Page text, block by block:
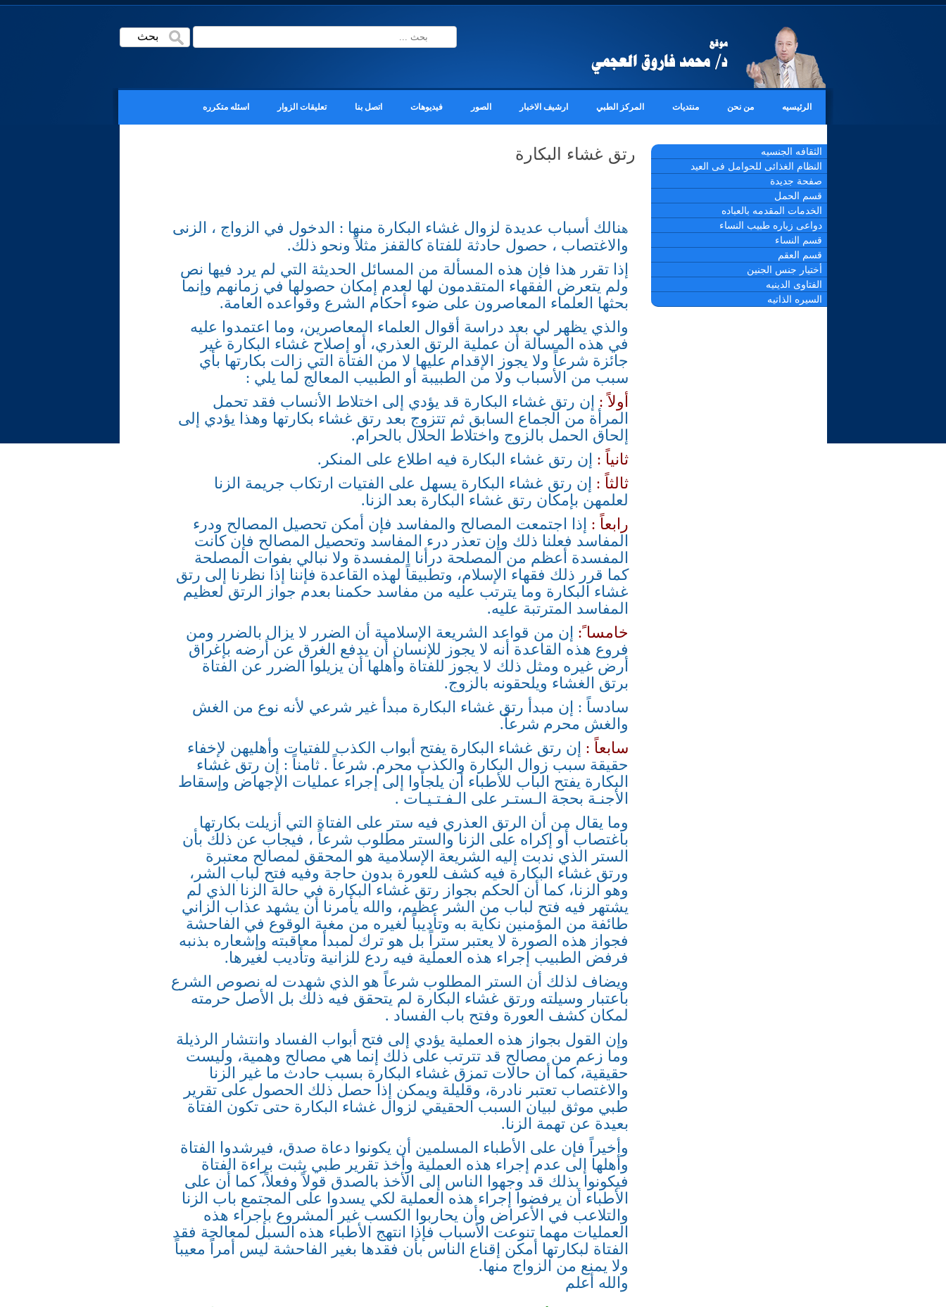
الرئيسيه من نحن منتديات المركز الطبي ارشيف الاخبار الصور فيديوهات اتصل بنا تعليقات الزوار اسئله متكرره
الثقافه الجنسيه
النظام الغذائى للحوامل فى العيد
صفحة جديدة
قسم الحمل
الخدمات المقدمه بالعباده
دواعى زياره طبيب النساء
قسم النساء
قسم العقم
أختيار جنس الجنين
الفتاوى الدينيه
السيره الذاتيه
رتق غشاء البكارة
هنالك أسباب عديدة لزوال غشاء البكارة منها : الدخول في الزواج ، الزنى
والاغتصاب ، حصول حادثة للفتاة كالقفز مثلاً ونحو ذلك.
إذا تقرر هذا فإن هذه المسألة من المسائل الحديثة التي لم يرد فيها نص
ولم يتعرض الفقهاء المتقدمون لها لعدم إمكان حصولها في زمانهم وإنما
بحثها العلماء المعاصرون على ضوء أحكام الشرع وقواعده العامة.
والذي يظهر لي بعد دراسة أقوال العلماء المعاصرين، وما اعتمدوا عليه
في هذه المسألة أن عملية الرتق العذري، أو إصلاح غشاء البكارة غير
جائزة شرعاً ولا يجوز الإقدام عليها لا من الفتاة التي زالت بكارتها بأي
سبب من الأسباب ولا من الطبيبة أو الطبيب المعالج لما يلي :
أولاً : إن رتق غشاء البكارة قد يؤدي إلى اختلاط الأنساب فقد تحمل
المرأة من الجماع السابق ثم تتزوج بعد رتق غشاء بكارتها وهذا يؤدي إلى
إلحاق الحمل بالزوج واختلاط الحلال بالحرام.
ثانياً : إن رتق غشاء البكارة فيه اطلاع على المنكر.
ثالثاً : إن رتق غشاء البكارة يسهل على الفتيات ارتكاب جريمة الزنا
لعلمهن بإمكان رتق غشاء البكارة بعد الزنا.
رابعاً : إذا اجتمعت المصالح والمفاسد فإن أمكن تحصيل المصالح ودرء
المفاسد فعلنا ذلك وإن تعذر درء المفاسد وتحصيل المصالح فإن كانت
المفسدة أعظم من المصلحة درأنا المفسدة ولا نبالي بفوات المصلحة
كما قرر ذلك فقهاء الإسلام، وتطبيقاً لهذه القاعدة فإننا إذا نظرنا إلى رتق
غشاء البكارة وما يترتب عليه من مفاسد حكمنا بعدم جواز الرتق لعظيم
المفاسد المترتبة عليه.
خامسا ً: إن من قواعد الشريعة الإسلامية أن الضرر لا يزال بالضرر ومن
فروع هذه القاعدة أنه لا يجوز للإنسان أن يدفع الغرق عن أرضه بإغراق
أرض غيره ومثل ذلك لا يجوز للفتاة وأهلها أن يزيلوا الضرر عن الفتاة
برتق الغشاء ويلحقونه بالزوج.
سادساً : إن مبدأ رتق غشاء البكارة مبدأ غير شرعي لأنه نوع من الغش
والغش محرم شرعاً.
سابعاً : إن رتق غشاء البكارة يفتح أبواب الكذب للفتيات وأهليهن لإخفاء
حقيقة سبب زوال البكارة والكذب محرم. شرعاً . ثامناً : إن رتق غشاء
البكارة يفتح الباب للأطباء أن يلجأوا إلى إجراء عمليات الإجهاض وإسقاط
الأجنـة بحجة الـستـر على الـفـتـيـات .
وما يقال من أن الرتق العذري فيه ستر على الفتاة التي أزيلت بكارتها
باغتصاب أو إكراه على الزنا والستر مطلوب شرعاً ، فيجاب عن ذلك بأن
الستر الذي ندبت إليه الشريعة الإسلامية هو المحقق لمصالح معتبرة
ورتق غشاء البكارة فيه كشف للعورة بدون حاجة وفيه فتح لباب الشر،
وهو الزنا، كما أن الحكم بجواز رتق غشاء البكارة في حالة الزنا الذي لم
يشتهر فيه فتح لباب من الشر عظيم، والله يأمرنا أن يشهد عذاب الزاني
طائفة من المؤمنين نكاية به وتأديباً لغيره من مغبة الوقوع في الفاحشة
فجواز هذه الصورة لا يعتبر ستراً بل هو ترك لمبدأ معاقبته وإشعاره بذنبه
فرفض الطبيب إجراء هذه العملية فيه ردع للزانية وتأديب لغيرها.
ويضاف لذلك أن الستر المطلوب شرعاً هو الذي شهدت له نصوص الشرع
باعتبار وسيلته ورتق غشاء البكارة لم يتحقق فيه ذلك بل الأصل حرمته
لمكان كشف العورة وفتح باب الفساد .
وإن القول بجواز هذه العملية يؤدي إلى فتح أبواب الفساد وانتشار الرذيلة
وما زعم من مصالح قد تترتب على ذلك إنما هي مصالح وهمية، وليست
حقيقية، كما أن حالات تمزق غشاء البكارة بسبب حادث ما غير الزنا
والاغتصاب تعتبر نادرة، وقليلة ويمكن إذا حصل ذلك الحصول على تقرير
طبي موثق لبيان السبب الحقيقي لزوال غشاء البكارة حتى تكون الفتاة
بعيدة عن تهمة الزنا.
وأخيراً فإن على الأطباء المسلمين أن يكونوا دعاة صدق، فيرشدوا الفتاة
وأهلها إلى عدم إجراء هذه العملية وأخذ تقرير طبي يثبت براءة الفتاة
فيكونوا بذلك قد وجهوا الناس إلى الأخذ بالصدق قولاً وفعلاً، كما أن على
الأطباء أن يرفضوا إجراء هذه العملية لكي يسدوا على المجتمع باب الزنا
والتلاعب في الأعراض وأن يحاربوا الكسب غير المشروع بإجراء هذه
العمليات مهما تنوعت الأسباب فإذا انتهج الأطباء هذه السبل لمعالجة فقد
الفتاة لبكارتها أمكن إقناع الناس بأن فقدها بغير الفاحشة ليس أمراً معيباً
ولا يمنع من الزواج منها.
والله أعلم